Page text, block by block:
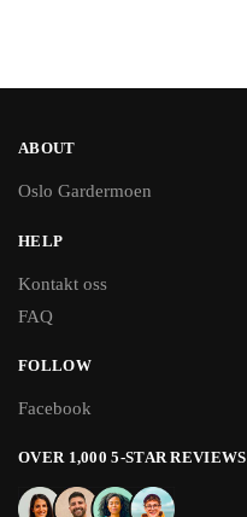
ABOUT
Oslo Gardermoen
HELP
Kontakt oss
FAQ
FOLLOW
Facebook
OVER 1,000 5-STAR REVIEWS